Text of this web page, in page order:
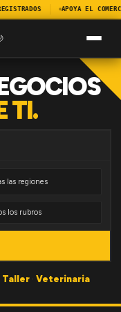
APOYA EL
TI.
Taller · Veterinaria